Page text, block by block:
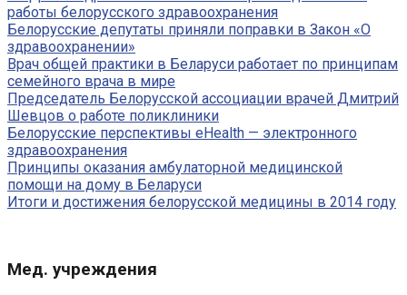
работы белорусского здравоохранения
Белорусские депутаты приняли поправки в Закон «О
здравоохранении»
Врач общей практики в Беларуси работает по принципам
семейного врача в мире
Председатель Белорусской ассоциации врачей Дмитрий
Шевцов о работе поликлиники
Белорусские перспективы eHealth — электронного
здравоохранения
Принципы оказания амбулаторной медицинской
помощи на дому в Беларуси
Итоги и достижения белорусской медицины в 2014 году
Мед. учреждения